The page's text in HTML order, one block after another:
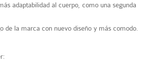
adaptabilidad al cuerpo, como una segunda
de la marca con nuevo diseño y más comodo.